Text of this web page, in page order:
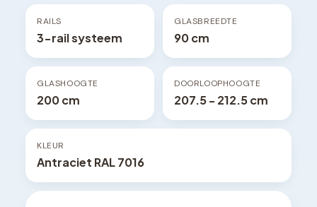
RAILS
3-rail systeem
GLASBREEDTE
90 cm
GLASHOOGTE
200 cm
DOORLOOPHOOGTE
207.5 - 212.5 cm
KLEUR
Antraciet RAL 7016